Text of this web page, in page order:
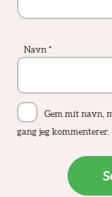
Navn *
Gem mit navn,
gang jeg kommenterer.